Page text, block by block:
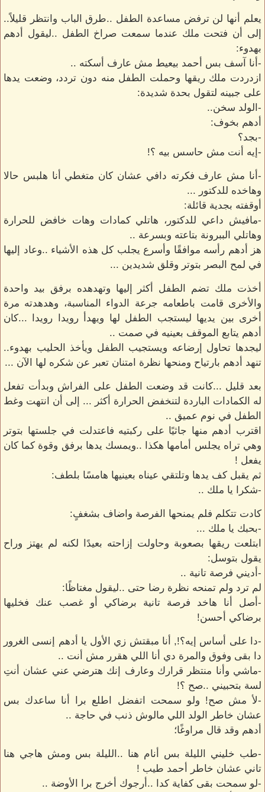
يعلم أنها لن ترفض مساعدة الطفل ..طرق الباب وانتظر قليلاً..
إلى أن فتحت ملك عندما سمعت صراخ الطفل ..ليقول أدهم
بهدوء:
-أنا آسف بس أحمد بيعيط مش عارف أسكته ..
ازدردت ملك ريقها وحملت الطفل منه دون تردد، وضعت يدها
على جبينه لتقول بحدة شديدة:
-الولد سخن..
أدهم بخوف:
-بجد؟
-إيه أنت مش حاسس بيه ؟!
-أنا مش عارف فكرته دافي عشان كان متغطي أنا هلبس حالا
وهاخده للدكتور ...
أوقفته بجدية قائلة:
-مافيش داعي للدكتور، هاتلي كمادات وهات خافض للحرارة
وهاتلي الببرونة بتاعته وبسرعة ..
هز أدهم رأسه موافقًا وأسرع يجلب كل هذه الأشياء ..وعاد إليها
في لمح البصر بتوتر وقلق شديدين ...
أخذت ملك تضم الطفل أكثر إليها وتهدهده برفق بيد واحدة
والأخرى قامت باطعامه جرعة الدواء المناسبة، وهدهدته مرة
أخرى بين يديها ليستجب الطفل لها ويهدأ رويدا رويدا ...كان
أدهم يتابع الموقف بعينيه في صمت ..
ليجدها تحاول إرضاعه ويستجيب الطفل ويأخذ الحليب بهدوء..
تنهد أدهم بارتياح ومنحها نظرة امتنان تعبر عن شكره لها الآن ...
بعد قليل ...كانت قد وضعت الطفل على الفراش وبدأت تفعل
له الكمادات الباردة لتنخفض الحرارة أكثر ... إلى أن انتهت وغط
الطفل في نوم عميق ..
اقترب أدهم منها جاثيًا على ركبتيه فاعتدلت في جلستها بتوتر
وهي تراه يجلس أمامها هكذا ..ويمسك يدها برفق وقوة كما كان
يفعل !
ثم يقبل كف يدها وتلتقي عيناه بعينيها هامسًا بلطف:
-شكرا يا ملك ..
كادت تتكلم فلم يمنحها الفرصة واضاف بشغفٍ:
-بحبك يا ملك ...
ابتلعت ريقها بصعوبة وحاولت إزاحته بعيدًا لكنه لم يهتز وراح
يقول بتوسل:
-أديني فرصة تانية ..
لم ترد ولم تمنحه نظرة رضا حتى ..ليقول مغتاظًا:
-أصل أنا هاخد فرصة تانية برضاكي أو غصب عنك فخليها
برضاكي أحسن!
-دا على أساس إيه؟!, أنا مبقتش زي الأول يا أدهم إنسى الغرور
دا بقى وفوق والمرة دي أنا اللي هقرر مش أنت ..
-ماشي وأنا منتظر قرارك وعارف إنك هترضي عني عشان أنتِ
لسة بتحبيني ..صح ؟!
-لأ مش صح! ولو سمحت اتفضل اطلع برا أنا ساعدك بس
عشان خاطر الولد اللي مالوش ذنب في حاجة ..
أدهم وقد قال مراوغًا؛
-طب خليني الليلة بس أنام هنا ..الليلة بس ومش هاجي هنا
تاني عشان خاطر أحمد طيب !
-لو سمحت بقى كفاية كدا ..أرجوك أخرج برا الأوضة ..